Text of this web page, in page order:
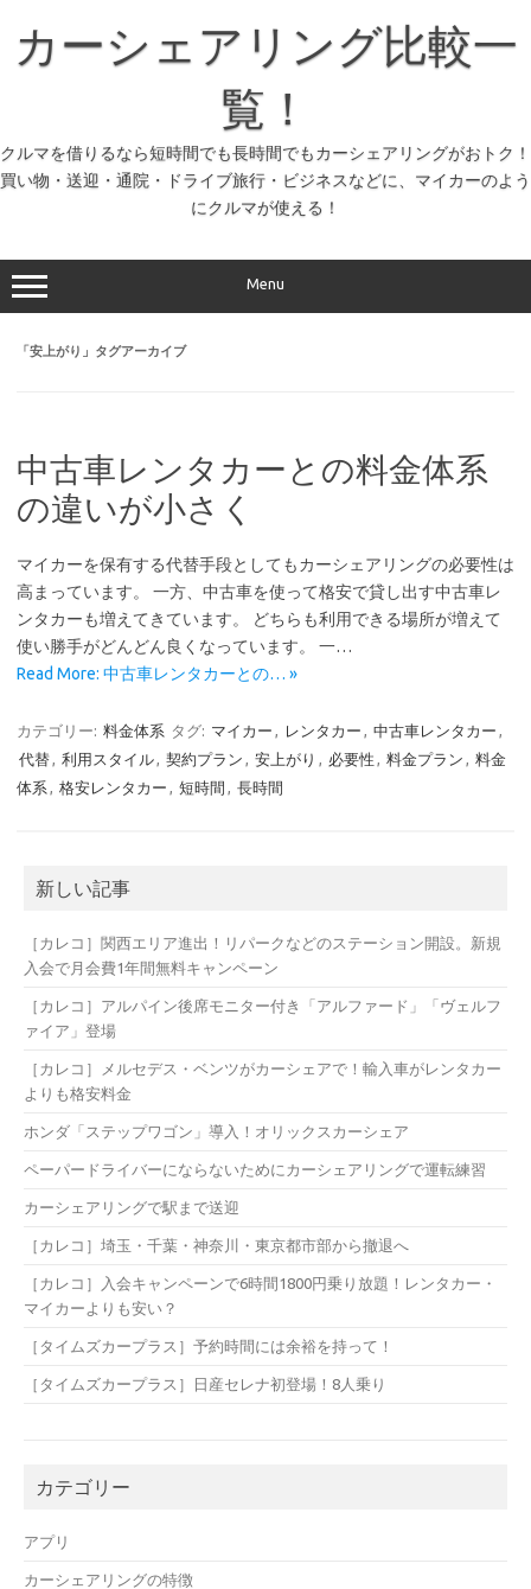
プ
カーシェアリング比較一
覧！
クルマを借りるなら短時間でも長時間でもカーシェアリングがおトク！
買い物・送迎・通院・ドライブ旅行・ビジネスなどに、マイカーのよう
にクルマが使える！
Menu
「安上がり 」タグアーカイブ
中古車レンタカーとの料金体系
の違いが小さく
マイカーを保有する代替手段としてもカーシェアリングの必要性は
高まっています。 一方、中古車を使って格安で貸し出す中古車レ
ンタカーも増えてきています。 どちらも利用できる場所が増えて
使い勝手がどんどん良くなっています。 一…
Read More: 中古車レンタカーとの… »
カテゴリー: 料金体系 タグ: マイカー , レンタカー , 中古車レンタカー ,
代替, 利用スタイル, 契約プラン , 安上がり , 必要性 , 料金プラン , 料金
体系 , 格安レンタカー , 短時間 , 長時間
新しい記事
［カレコ］関西エリア進出！リパークなどのステーション開設。新規
入会で月会費1年間無料キャンペーン
［カレコ］アルパイン後席モニター付き「アルファード」「ヴェルフ
ァイア」登場
［カレコ］メルセデス・ベンツがカーシェアで！輸入車がレンタカー
よりも格安料金
ホンダ「ステップワゴン」導入！オリックスカーシェア
ペーパードライバーにならないためにカーシェアリングで運転練習
カーシェアリングで駅まで送迎
［カレコ］埼玉・千葉・神奈川・東京都市部から撤退へ
［カレコ］入会キャンペーンで6時間1800円乗り放題！レンタカー・
マイカーよりも安い？
［タイムズカープラス］予約時間には余裕を持って！
［タイムズカープラス］日産セレナ初登場！8人乗り
カテゴリー
アプリ
カーシェアリングの特徴